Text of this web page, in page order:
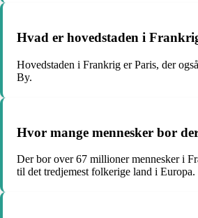
Hvad er hovedstaden i
Hovedstaden i Frankrig er Paris, der
By.
Hvor mange mennesker bor
Der bor over 67 millioner mennesker i
til det tredjemest folkerige land i Europa.